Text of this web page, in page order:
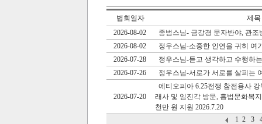
법회일자
제목
2026-08-02
종범스님- 금강경 문자반야, 관조
2026-08-02
정우스님-소중한 인연을 귀히 여
2026-07-28
정우스님-듣고 생각하고 수행하
2026-07-26
정우스님-서로가 서로를 살피는
2026-07-20
에티오피아 6.25전쟁 참전용사
래사 및 임진각 방문, 홍법문화복
천만 원 지원 2026.7.20
1 2 3